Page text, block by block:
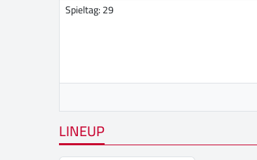
Spieltag: 29
LINEUP